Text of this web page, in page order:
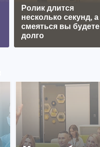
Ролик длится
несколько секунд, а
смеяться вы будете
долго